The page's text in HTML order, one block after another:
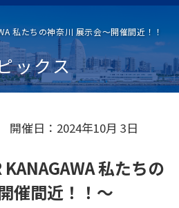
私たちの神奈川 展示会～開催間近！！
ックス
開催日：2024年10月 3日
私たちの
催間近！！～